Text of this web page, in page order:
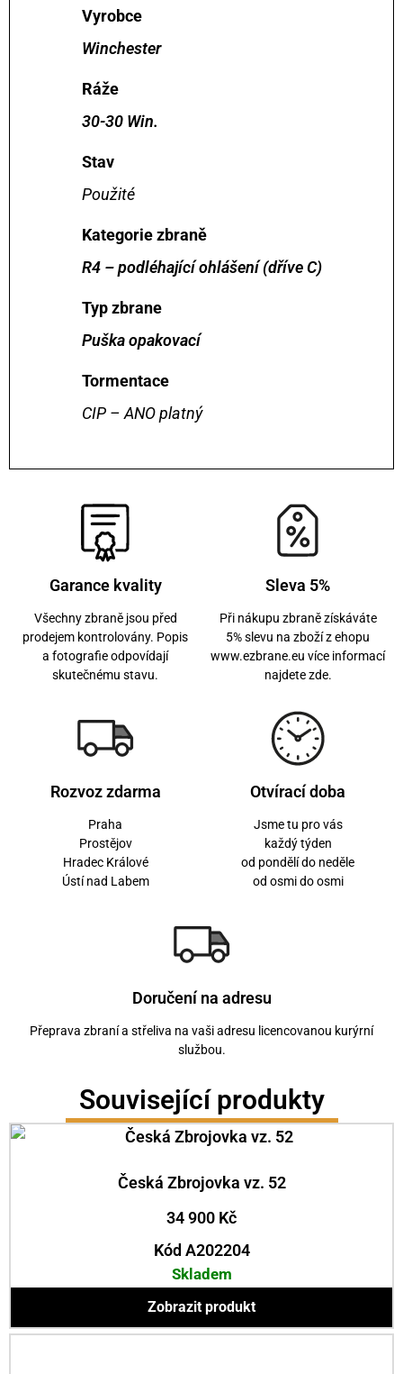
Vyrobce
Winchester
Ráže
30-30 Win.
Stav
Použité
Kategorie zbraně
R4 – podléhající ohlášení (dříve C)
Typ zbrane
Puška opakovací
Tormentace
CIP – ANO platný
Garance kvality
Všechny zbraně jsou před
prodejem kontrolovány. Popis
a fotografie odpovídají
skutečnému stavu.
Sleva 5%
Při nákupu zbraně získáváte
5% slevu na zboží z ehopu
www.ezbrane.eu více informací
najdete zde.
Rozvoz zdarma
Praha
Prostějov
Hradec Králové
Ústí nad Labem
Otvírací doba
Jsme tu pro vás
každý týden
od pondělí do neděle
od osmi do osmi
Doručení na adresu
Přeprava zbraní a střeliva na vaši adresu licencovanou kurýrní
službou.
Související produkty
Česká Zbrojovka vz. 52
34 900 Kč
Kód A202204
Skladem
Zobrazit produkt